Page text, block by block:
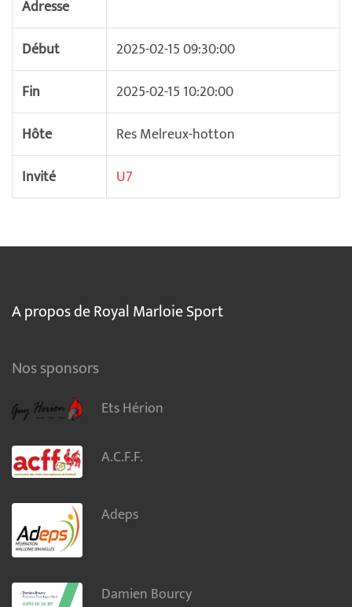
Adresse
Début
2025-02-15 09:30:00
Fin
2025-02-15 10:20:00
Hôte
Res Melreux-hotton
Invité
U7
A propos de Royal Marloie Sport
Nos sponsors
Ets Hérion
A.C.F.F.
Adeps
Damien Bourcy